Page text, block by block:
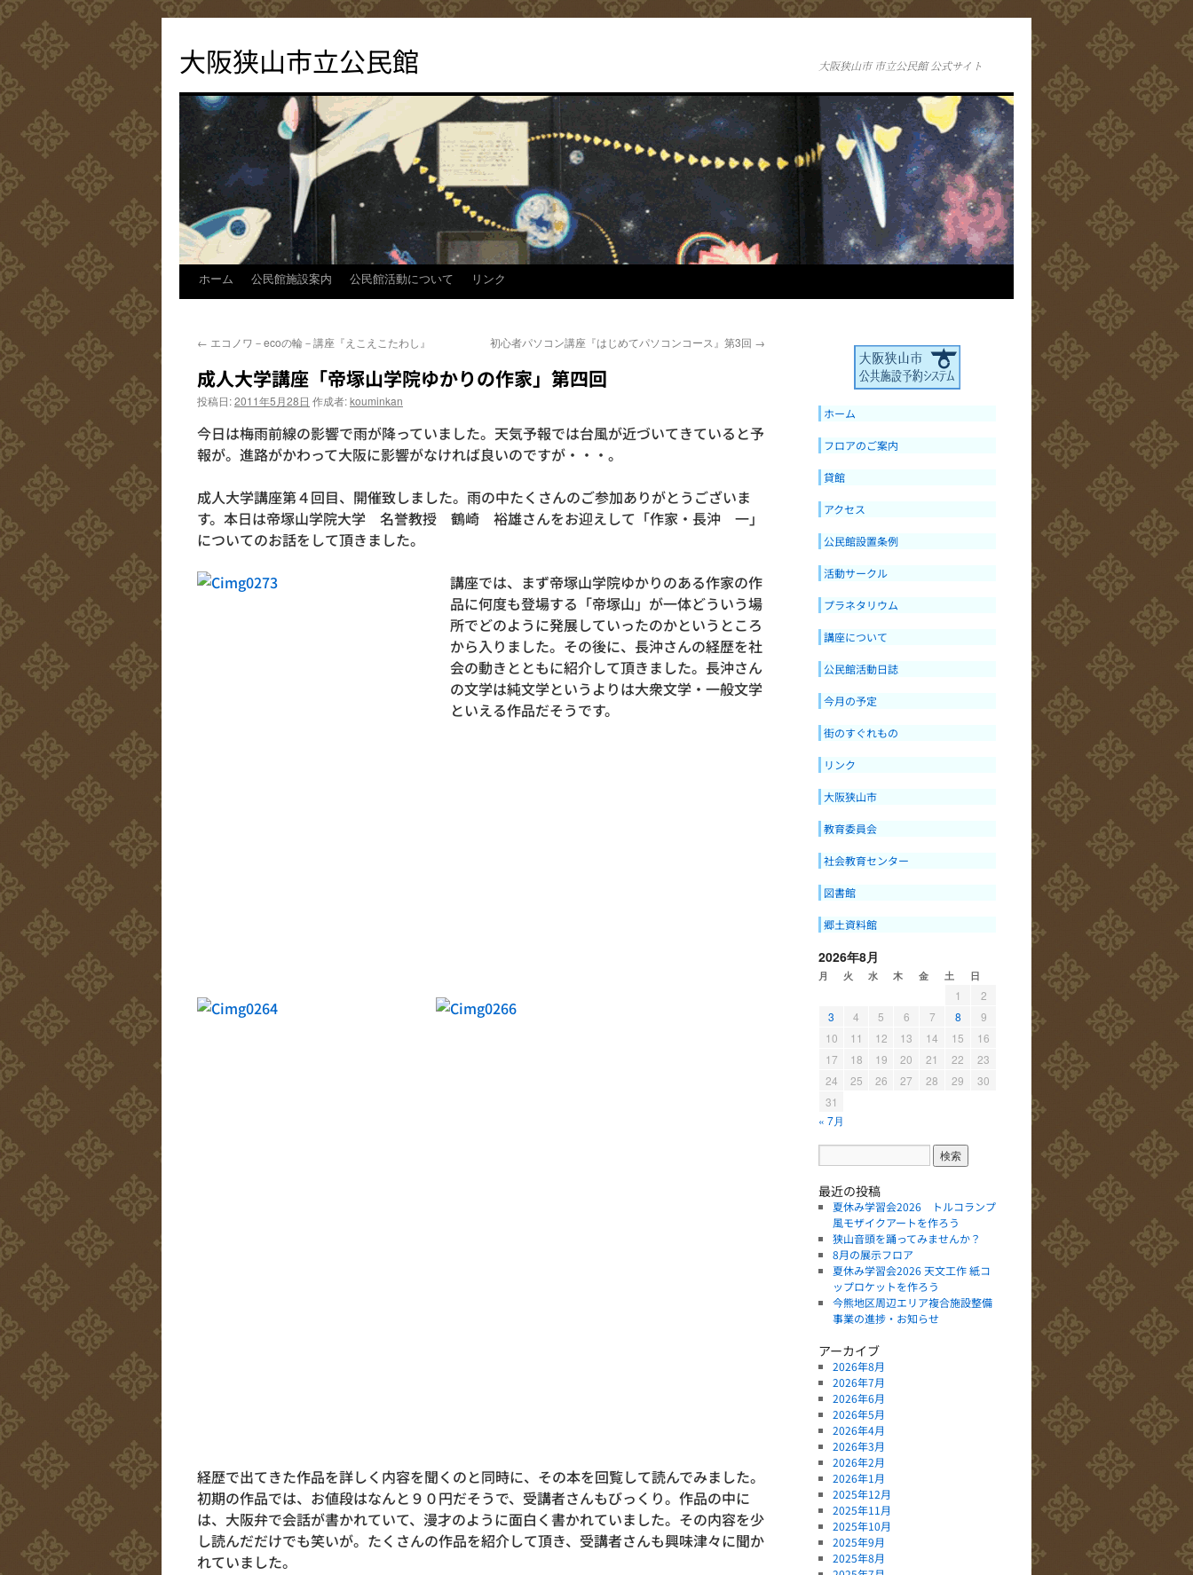
テ
ン
へ
ッ
大阪狭山市立公民館 大阪狭山市 市立公民館 公式サイト
ホーム 公民館施設案内 公民館活動について リンク
← エコノワ－ecoの輪－講座『えこえこたわし』 初心者パソコン講座『はじめてパソコンコース』第3回 →
成人大学講座「帝塚山学院ゆかりの作家」第四回
投稿日:2011年5月28日 作成者:kouminkan
今日は梅雨前線の影響で雨が降っていました。天気予報では台風が近づいてきていると予
報が。進路がかわって大阪に影響がなければ良いのですが・・・。
成人大学講座第４回目、開催致しました。雨の中たくさんのご参加ありがとうございま
す。本日は帝塚山学院大学 名誉教授 鶴崎 裕雄さんをお迎えして「作家・長沖 一」
についてのお話をして頂きました。
講座では、まず帝塚山学院ゆかりのある作家の作
品に何度も登場する「帝塚山」が一体どういう場
所でどのように発展していったのかというところ
から入りました。その後に、長沖さんの経歴を社
会の動きとともに紹介して頂きました。長沖さん
の文学は純文学というよりは大衆文学・一般文学
といえる作品だそうです。
経歴で出てきた作品を詳しく内容を聞くのと同時に、その本を回覧して読んでみました。
初期の作品では、お値段はなんと９０円だそうで、受講者さんもびっくり。作品の中に
は、大阪弁で会話が書かれていて、漫才のように面白く書かれていました。その内容を少
し読んだだけでも笑いが。たくさんの作品を紹介して頂き、受講者さんも興味津々に聞か
れていました。
ホーム
フロアのご案内
貸館
アクセス
公民館設置条例
活動サークル
プラネタリウム
講座について
公民館活動日誌
今月の予定
街のすぐれもの
リンク
大阪狭山市
教育委員会
社会教育センター
図書館
郷土資料館
2026年8月
月 火 水 木 金 土 日
1
2
3
4 5 6 7 8
9
10
11 12 13 14 15
16
17
18 19 20 21 22
23
24
25 26 27 28 29
30
31
« 7月
最近の投稿
夏休み学習会2026 トルコランプ
風モザイクアートを作ろう
狭山音頭を踊ってみませんか？
8月の展示フロア
夏休み学習会2026 天文工作 紙コ
ップロケットを作ろう
今熊地区周辺エリア複合施設整備
事業の進捗・お知らせ
アーカイブ
2026年8月
2026年7月
2026年6月
2026年5月
2026年4月
2026年3月
2026年2月
2026年1月
2025年12月
2025年11月
2025年10月
2025年9月
2025年8月